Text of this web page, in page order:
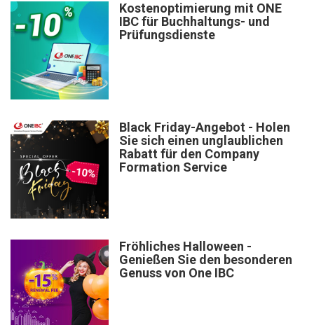
Kostenoptimierung mit ONE
IBC für Buchhaltungs- und
Prüfungsdienste
Black Friday-Angebot - Holen
Sie sich einen unglaublichen
Rabatt für den Company
Formation Service
Fröhliches Halloween -
Genießen Sie den besonderen
Genuss von One IBC